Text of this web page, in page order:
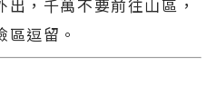
，千萬不要前往山區，
逗留。